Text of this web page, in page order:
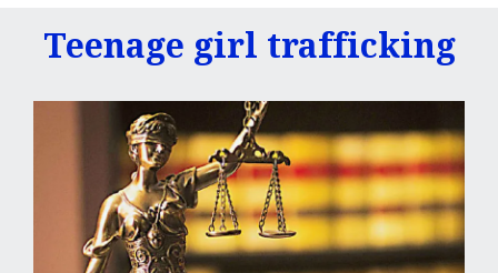
Teenage girl trafficking